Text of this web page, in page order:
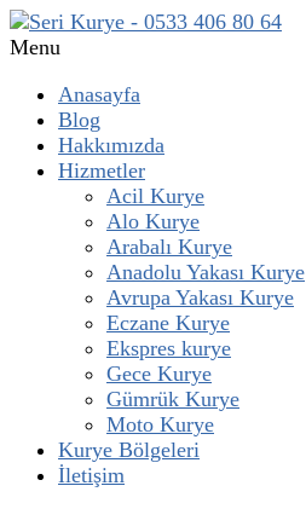
Menu
Anasayfa
Blog
Hakkımızda
Hizmetler
Acil Kurye
Alo Kurye
Arabalı Kurye
Anadolu Yakası Kurye
Avrupa Yakası Kurye
Eczane Kurye
Ekspres kurye
Gece Kurye
Gümrük Kurye
Moto Kurye
Kurye Bölgeleri
İletişim